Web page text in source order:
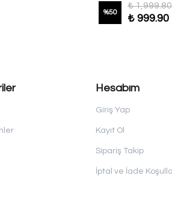
%50
₺ 1,999.80
₺ 999.90
Hesabım
Giriş Yap
Kayıt Ol
Sipariş Takip
İptal ve İade